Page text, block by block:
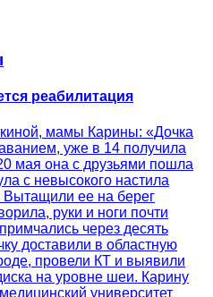
реабилитация
мамы Карины: «Дочка
уже в 14 получила
мая она с друзьями пошла
с невысокого настила
Вытащили ее на берег
руки и ноги почти
через десять
доставили в областную
провели КТ и выявили
на уровне шеи. Карину
университет